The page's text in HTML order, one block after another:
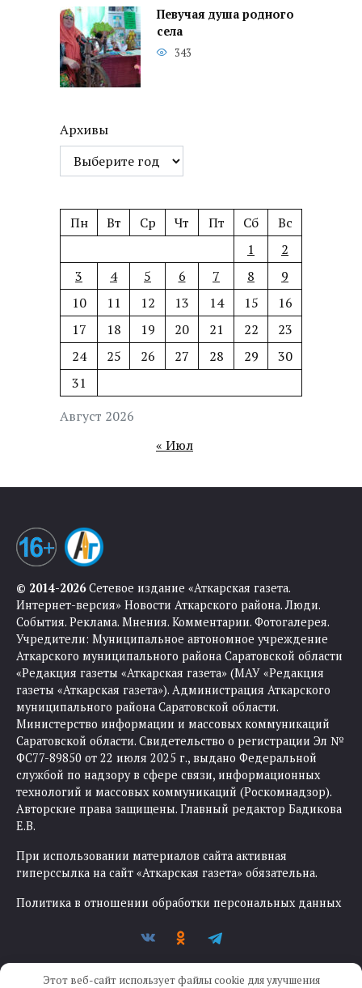
Певучая душа родного
села
343
Архивы
Август 2026
Пн Вт Ср Чт Пт Сб
Вс
1
2
3
4 5 6 7 8
9
10
11 12 13 14 15
16
17
18 19 20 21 22
23
24
25 26 27 28 29
30
31
« Июл
© 2014-2026Сетевое издание «Аткарская газета.
Интернет-версия» Новости Аткарского района. Люди.
События. Реклама. Мнения. Комментарии. Фотогалерея.
Учредители: Муниципальное автономное учреждение
Аткарского муниципального района Саратовской области
«Редакция газеты «Аткарская газета» (МАУ «Редакция
газеты «Аткарская газета»). Администрация Аткарского
муниципального района Саратовской области.
Министерство информации и массовых коммуникаций
Саратовской области. Свидетельство о регистрации Эл №
ФС77-89850 от 22 июля 2025 г., выдано Федеральной
службой по надзору в сфере связи, информационных
технологий и массовых коммуникаций (Роскомнадзор).
Авторские права защищены. Главный редактор Бадикова
Е.В.
При использовании материалов сайта активная
гиперссылка на сайт «Аткарская газета» обязательна.
Политика в отношении обработки персональных данных
Этот веб-сайт использует файлы cookie для улучшения